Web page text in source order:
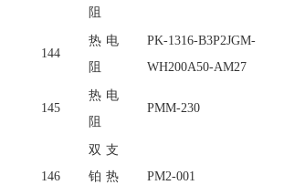
阻
144
热电
阻
PK-1316-B3P2JGM-
WH200A50-AM27
145
热电
阻
PMM-230
146
双支
铂热
PM2-001